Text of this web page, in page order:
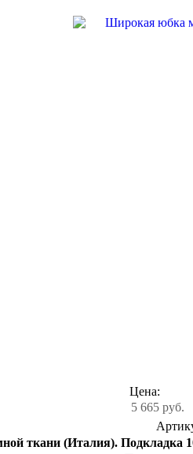
Цена:
5 665 руб.
ткани (Италия). Подкладка